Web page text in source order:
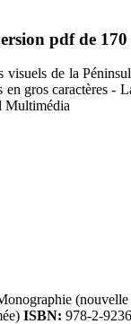
pdf de
de la
gros caractères
Multimédia
(nouvelle
ISBN: 978-2-